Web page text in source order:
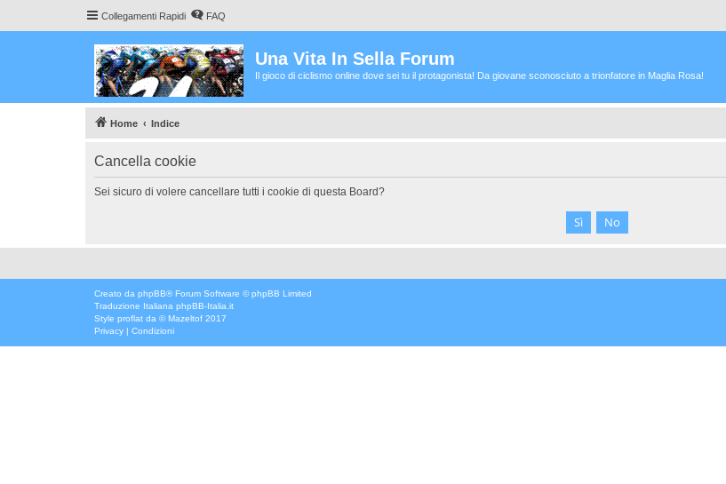
Collegamenti Rapidi FAQ
Una Vita In Sella Forum
Il gioco di ciclismo online dove sei tu il protagonista! Da giovane sconosciuto a trionfatore in Maglia Rosa!
Home Indice
Cancella cookie
Sei sicuro di volere cancellare tutti i cookie di questa Board?
Creato da phpBB® Forum Software © phpBB Limited
Traduzione Italiana phpBB-Italia.it
Style proflat da ©Mazeltof 2017
Privacy | Condizioni